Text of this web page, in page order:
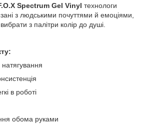
Spectrum Gel Vinyl технологи
з людськими почуттями й емоціями,
з палітри колір до душі.
в роботі
обома руками